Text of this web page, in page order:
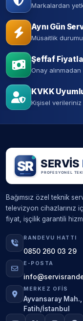
Markalardan
Aynı Gün
Müsaitlik
Şeffaf
Onay
KVKK
Kişisel
Bağımsız özel teknik
televizyon cihazlarınız
fiyat, işçilik garantili
RANDEVU HATTI
0850 260 03 29
E-POSTA
MERKEZ OFIS
Ayvansaray
Fatih/İstanbul